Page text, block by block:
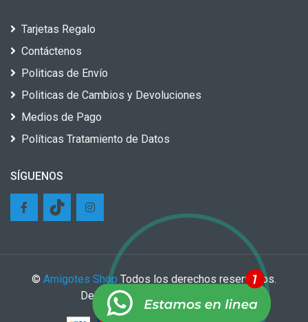
Tarjetas Regalo
Contáctenos
Politicas de Envío
Politicas de Cambios y Devoluciones
Medios de Pago
Políticas Tratamiento de Datos
SÍGUENOS
© Amigotes Shop Todos los derechos reservados.
Desarrollado por